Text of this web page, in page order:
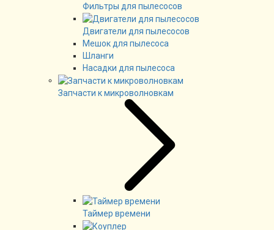
Фильтры для пылесосов
Двигатели для пылесосов
Мешок для пылесоса
Шланги
Насадки для пылесоса
Запчасти к микроволновкам
Таймер времени